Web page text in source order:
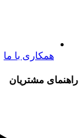
همکاری با ما
راهنمای مشتریان